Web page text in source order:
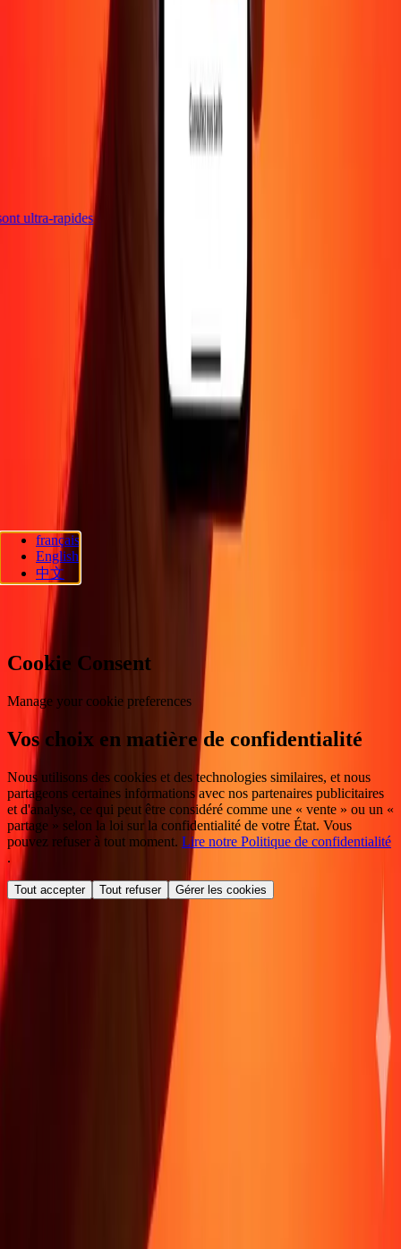
ultra-rapides
Blog
Envoyer de l'argent en
Entreprise Devenir agent
Devenir affilié
Politique de confidentialité
Avis sur les cookies
Promotion Prévention de la fraude
d'accessibilité
Suivez-nous
Ria Lithuania UAB. © 2026 Dandelion Payments, Inc. Tous droits
réservés.
Préférences en matière de cookies
français
English
中文
Cookie Consent
Manage your cookie preferences
Vos choix en matière de confidentialité
Nous utilisons des cookies et des technologies similaires, et nous
partageons certaines informations avec nos partenaires publicitaires
et d'analyse, ce qui peut être considéré comme une « vente » ou un «
partage » selon la loi sur la confidentialité de votre État. Vous
pouvez refuser à tout moment. Lire notre Politique de confidentialité
.
Tout accepter Tout refuser Gérer les cookies